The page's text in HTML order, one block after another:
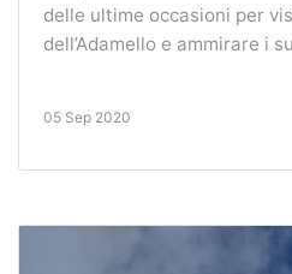
delle ultime occasioni per
dell’Adamello e ammirare i
05 Sep 2020